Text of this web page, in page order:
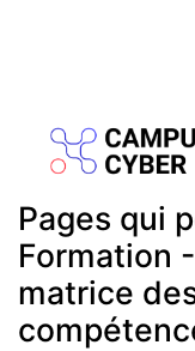
Pages qui
Formation
matrice